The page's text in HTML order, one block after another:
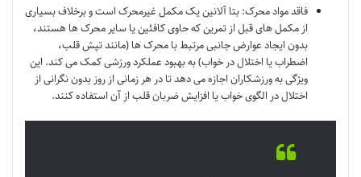
فاقد مواد محرک: بتا آلانین یک مکمل غیرمحرک است و برخلاف بسیاری
از مکمل های قبل از تمرین که حاوی کافئین یا سایر محرک ها هستند،
بدون ایجاد عوارض جانبی مرتبط با محرک ها (مانند تپش قلب،
اضطراب یا اختلال در خواب) به بهبود عملکرد ورزشی کمک می کند. این
ویژگی به ورزشکاران اجازه می دهد تا در هر زمانی از روز بدون نگرانی از
اختلال در الگوی خواب یا افزایش ضربان قلب از آن استفاده کنند.